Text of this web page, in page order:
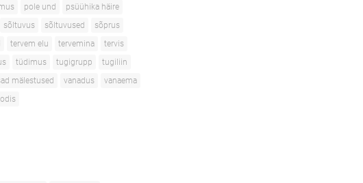
pole und
psüühika häire
sõltuvus sõltuvused
sõprus
tervem elu tervemina
tervis
tüdimus tugigrupp
tugiliin
mälestused vanadus
vanaema